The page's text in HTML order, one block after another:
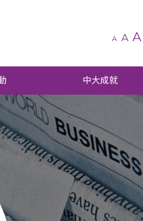
A A A
中大成就